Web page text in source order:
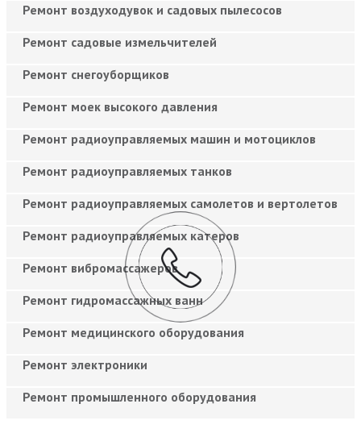
Ремонт воздуходувок и садовых пылесосов
Ремонт садовые измельчителей
Ремонт снегоуборщиков
Ремонт моек высокого давления
Ремонт радиоуправляемых машин и мотоциклов
Ремонт радиоуправляемых танков
Ремонт радиоуправляемых самолетов и вертолетов
Ремонт радиоуправляемых катеров
Ремонт вибромассажеров
Ремонт гидромассажных ванн
Ремонт медицинского оборудования
Ремонт электроники
Ремонт промышленного оборудования